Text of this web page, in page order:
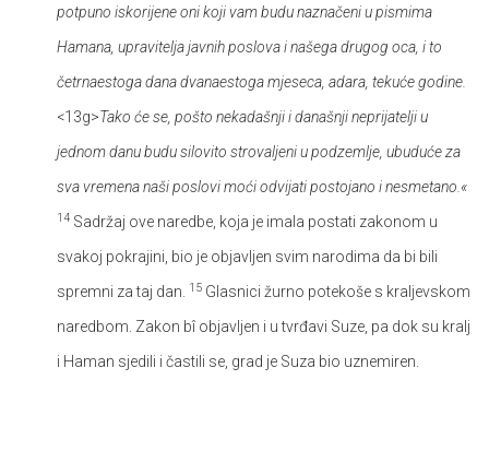
potpuno iskorijene oni koji vam budu naznačeni u pismima
Hamana, upravitelja javnih poslova i našega drugog oca, i to
četrnaestoga dana dvanaestoga mjeseca, adara, tekuće godine.
<13g>Tako će se, pošto nekadašnji i današnji neprijatelji u
jednom danu budu silovito strovaljeni u podzemlje, ubuduće za
sva vremena naši poslovi moći odvijati postojano i nesmetano.«
14 Sadržaj ove naredbe, koja je imala postati zakonom u
svakoj pokrajini, bio je objavljen svim narodima da bi bili
spremni za taj dan.
15 Glasnici žurno potekoše s kraljevskom
naredbom. Zakon bî objavljen i u tvrđavi Suze, pa dok su kralj
i Haman sjedili i častili se, grad je Suza bio uznemiren.